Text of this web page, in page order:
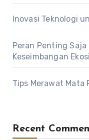
Inovasi Teknologi
Peran Penting
Keseimbangan
Tips Merawat Mata
Recent